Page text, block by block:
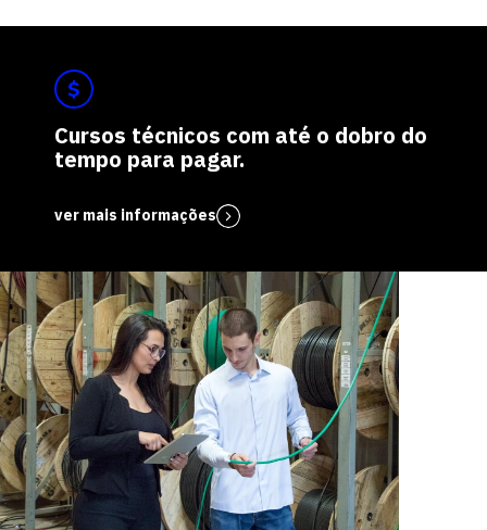
Cursos técnicos com até o dobro do
tempo para pagar.
ver mais informações